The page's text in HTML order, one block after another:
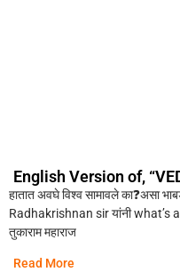
English Version of,
हातात अवघे विश्व सामावले का❓असा
Radhakrishnan sir यांनी what’s
तुकाराम महाराज
Read More